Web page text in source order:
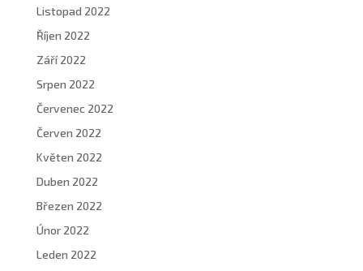
Listopad 2022
Říjen 2022
Září 2022
Srpen 2022
Červenec 2022
Červen 2022
Květen 2022
Duben 2022
Březen 2022
Únor 2022
Leden 2022